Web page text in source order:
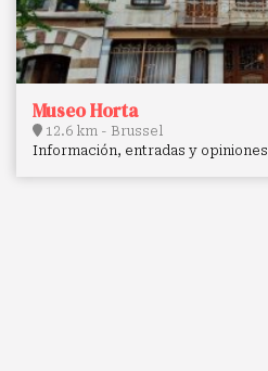
Museo Horta
12.6 km - Brussel
Información, entradas y opiniones